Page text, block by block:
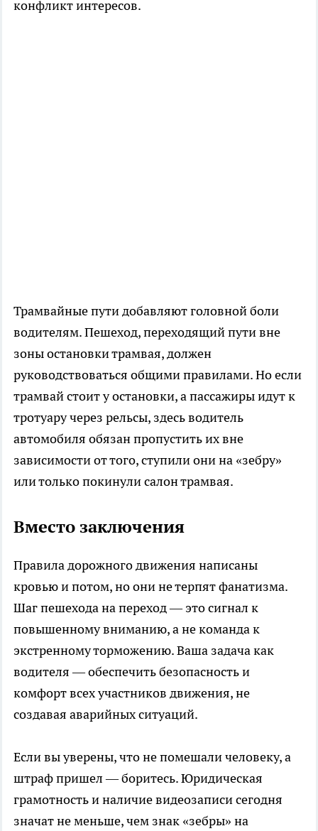
конфликт интересов.
Трамвайные пути добавляют головной боли
водителям. Пешеход, переходящий пути вне
зоны остановки трамвая, должен
руководствоваться общими правилами. Но если
трамвай стоит у остановки, а пассажиры идут к
тротуару через рельсы, здесь водитель
автомобиля обязан пропустить их вне
зависимости от того, ступили они на «зебру»
или только покинули салон трамвая.
Вместо заключения
Правила дорожного движения написаны
кровью и потом, но они не терпят фанатизма.
Шаг пешехода на переход — это сигнал к
повышенному вниманию, а не команда к
экстренному торможению. Ваша задача как
водителя — обеспечить безопасность и
комфорт всех участников движения, не
создавая аварийных ситуаций.
Если вы уверены, что не помешали человеку, а
штраф пришел — боритесь. Юридическая
грамотность и наличие видеозаписи сегодня
значат не меньше, чем знак «зебры» на